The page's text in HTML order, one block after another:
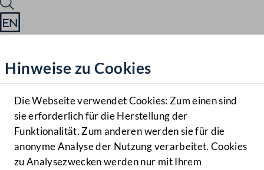
Hilfe
Benutzer
Navigationsmenü öffnen
MENÜ
Hinweise zu Cookies
Die Webseite verwendet Cookies: Zum einen sind
sie erforderlich für die Herstellung der
Funktionalität. Zum anderen werden sie für die
anonyme Analyse der Nutzung verarbeitet. Cookies
zu Analysezwecken werden nur mit Ihrem